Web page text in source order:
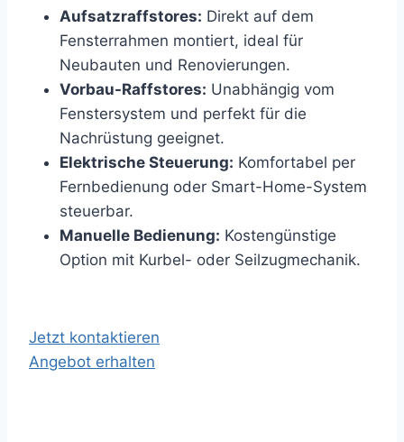
Aufsatzraffstores: Direkt auf dem
Fensterrahmen montiert, ideal für
Neubauten und Renovierungen.
Vorbau-Raffstores: Unabhängig vom
Fenstersystem und perfekt für die
Nachrüstung geeignet.
Elektrische Steuerung: Komfortabel per
Fernbedienung oder Smart-Home-System
steuerbar.
Manuelle Bedienung: Kostengünstige
Option mit Kurbel- oder Seilzugmechanik.
Jetzt kontaktieren
Angebot erhalten